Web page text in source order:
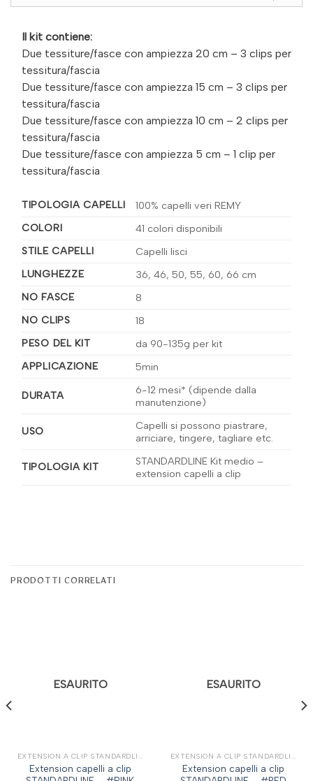
Il kit contiene:
Due tessiture/fasce con ampiezza 20 cm – 3 clips per
tessitura/fascia
Due tessiture/fasce con ampiezza 15 cm – 3 clips per
tessitura/fascia
Due tessiture/fasce con ampiezza 10 cm – 2 clips per
tessitura/fascia
Due tessiture/fasce con ampiezza 5 cm – 1 clip per
tessitura/fascia
TIPOLOGIA CAPELLI
100% capelli veri REMY
COLORI
41 colori disponibili
STILE CAPELLI
Capelli lisci
LUNGHEZZE
36, 46, 50, 55, 60, 66 cm
NO FASCE
8
NO CLIPS
18
PESO DEL KIT
da 90-135g per kit
APPLICAZIONE
5min
DURATA
6-12 mesi* (dipende dalla
manutenzione)
USO
Capelli si possono piastrare,
arriciare, tingere, tagliare etc.
TIPOLOGIA KIT
STANDARDLINE Kit medio –
extension capelli a clip
PRODOTTI CORRELATI
ESAURITO
EXTENSION A CLIP STANDARDLINE
Extension capelli a clip
ESAURITO
EXTENSION A CLIP STANDARDLINE
Extension capelli a clip